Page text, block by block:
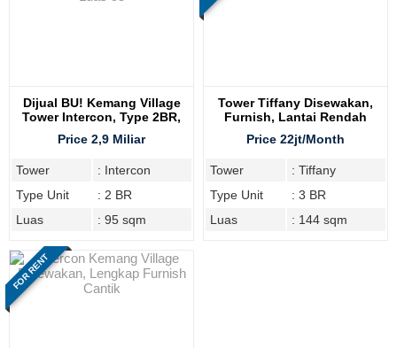
Dijual BU! Kemang Village
Tower Intercon, Type 2BR,
Price 2,9 Miliar
Tower
: Intercon
Type Unit
: 2 BR
Luas
: 95 sqm
Tower Tiffany Disewakan,
Furnish, Lantai Rendah
Price 22jt/Month
Tower
: Tiffany
Type Unit
: 3 BR
Luas
: 144 sqm
FOR RENT